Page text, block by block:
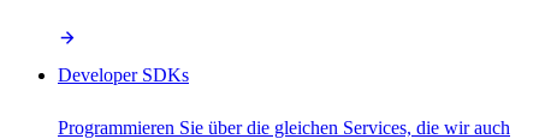
Developer SDKs
Programmieren Sie über die gleichen Services, die wir auch